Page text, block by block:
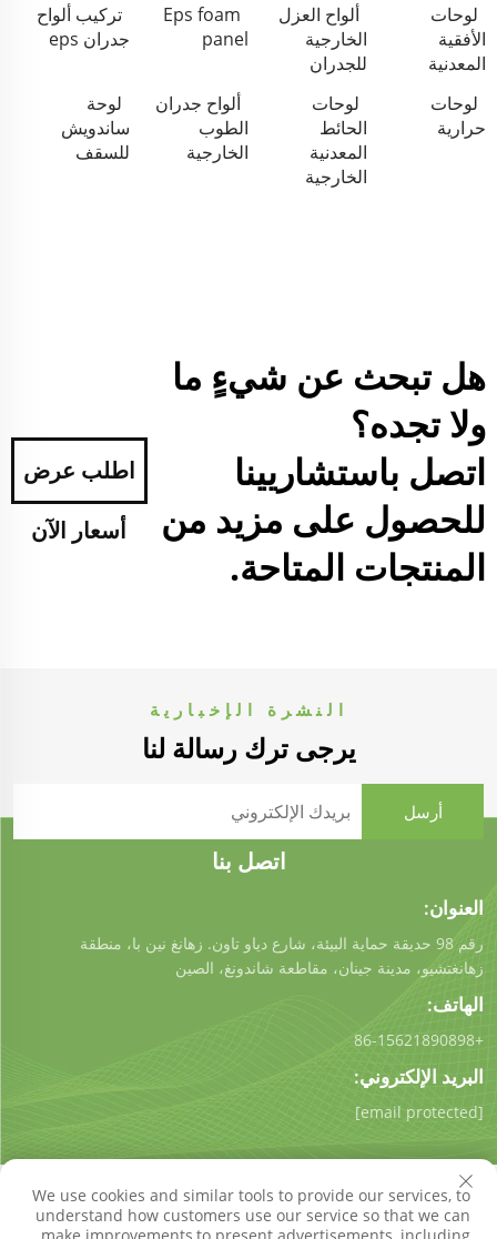
لوحات
الأفقية
المعدنية
ألواح العزل
الخارجية
للجدران
Eps foam
panel
تركيب ألواح
جدران eps
لوحات
حرارية
لوحات
الحائط
المعدنية
الخارجية
ألواح جدران
الطوب
الخارجية
لوحة
ساندويش
للسقف
هل تبحث عن شيءٍ ما
ولا تجده؟
اتصل باستشاريينا
للحصول على مزيد من
المنتجات المتاحة.
اطلب عرض
أسعار الآن
النشرة الإخبارية
يرجى ترك رسالة لنا
اتصل بنا
العنوان:
رقم 98 حديقة حماية البيئة، شارع دياو تاون. زهانغ نين با، منطقة
زهانغتشيو، مدينة جينان، مقاطعة شاندونغ، الصين
الهاتف:
+86-15621890898
البريد الإلكتروني:
[email protected]
We use cookies and similar tools to provide our services, to
understand how customers use our service so that we can